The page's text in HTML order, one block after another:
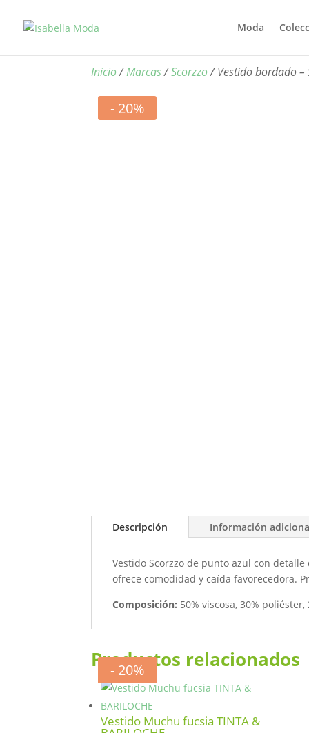
Moda
Inicio/Marcas/Scorzzo/ Vestido bordado –
- 20%
Descripción Información
Vestido Scorzzo de punto azul con
ofrece comodidad y caída favorecedora.
Composición: 50% viscosa, 30%
Productos relacionados
- 50%
Vestido Muchu fucsia TINTA &
- 50%
- 50%
- 20%